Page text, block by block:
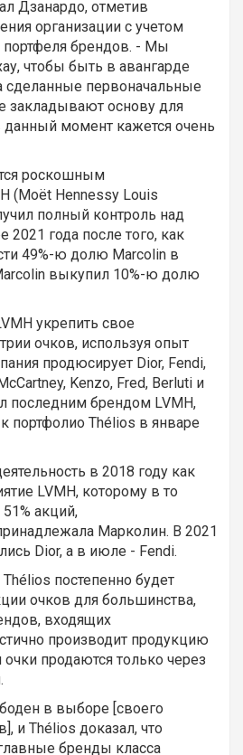
Дзанардо, отметив
организации с учетом
портфеля брендов. - Мы
чтобы быть в авангарде
сделанные первоначальные
закладывают основу для
данный момент кажется очень
роскошным
(Moët Hennessy Louis
полный контроль над
2021 года после того, как
49%-ю долю Marcolin в
выкупил 10%-ю долю
укрепить свое
очков, используя опыт
продюсирует Dior, Fendi,
Kenzo, Fred, Berluti и
последним брендом LVMH,
портфолио Thélios в январе
в 2018 году как
LVMH, которому в то
акций,
Марколин. В 2021
Dior, а в июле - Fendi.
постепенно будет
очков для большинства,
входящих
производит продукцию
продаются только через
в выборе [своего
и Thélios доказал, что
бренды класса